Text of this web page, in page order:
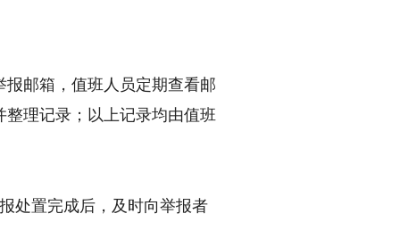
邮箱，值班人员定期查看邮
理记录；以上记录均由值班
置完成后，及时向举报者